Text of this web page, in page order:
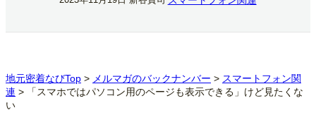
地元密着なびTop > メルマガのバックナンバー > スマートフォン関
連 >
「スマホではパソコン用のページも表示できる」けど見たくな
い